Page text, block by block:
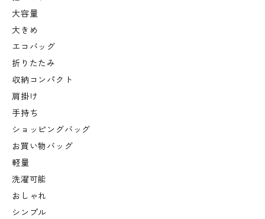
大容量
大きめ
エコバッグ
折りたたみ
収納コンパクト
肩掛け
手持ち
ショッピングバッグ
お買い物バッグ
軽量
洗濯可能
おしゃれ
シンプル